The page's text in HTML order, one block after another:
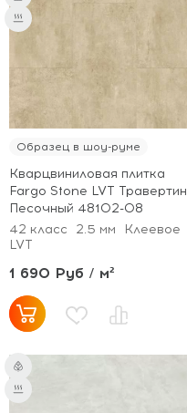
Образец в шоу-руме
Кварцвиниловая плитка
Fargo Stone LVT Травертин
Песочный 48102-08
42 класс
2.5 мм
Клеевое
LVT
1 690 Руб / м²